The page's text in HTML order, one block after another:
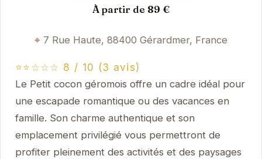
À partir de 89 €
7 Rue Haute, 88400 Gérardmer, France
⭐⭐☆☆☆ 8 / 10 (3 avis)
Le Petit cocon géromois offre un cadre idéal pour
une escapade romantique ou des vacances en
famille. Son charme authentique et son
emplacement privilégié vous permettront de
profiter pleinement des activités et des paysages